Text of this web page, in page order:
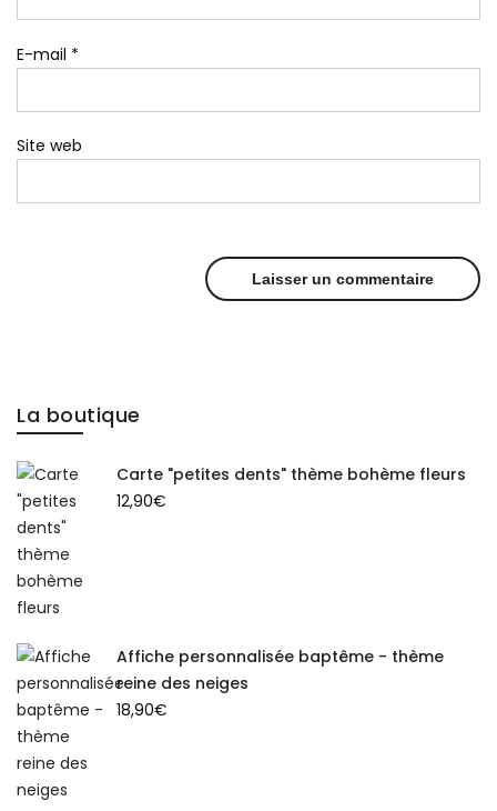
E-mail *
Site web
La boutique
Carte "petites dents" thème bohème fleurs
12,90€
Affiche personnalisée baptême - thème
reine des neiges
18,90€